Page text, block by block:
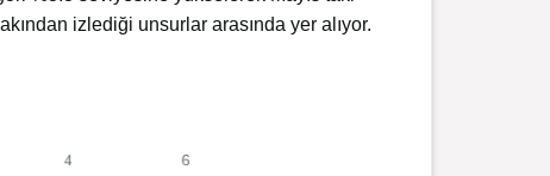
izlediği unsurlar arasında yer alıyor.